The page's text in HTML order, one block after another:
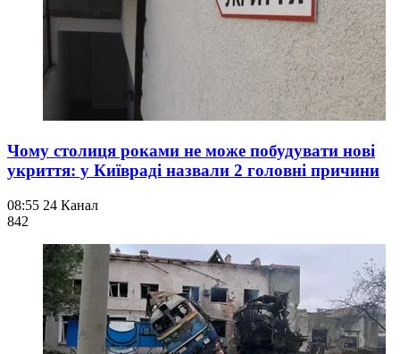
Чому столиця роками не може побудувати нові
укриття: у Київраді назвали 2 головні причини
08:55 24 Канал
842